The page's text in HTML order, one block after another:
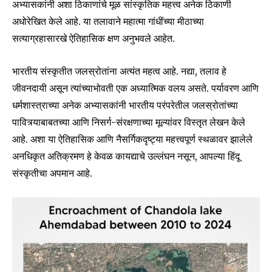
अभ्यासकांनी अशा ठिकाणांचे मूळ सांस्कृतिक महत्त्व अनेक ठिकाणी
अधोरेखित केले आहे. या तलावाने महात्मा गांधींच्या मीठाच्या
सत्याग्रहासारखे ऐतिहासिक क्षण अनुभवले आहेत.
भारतीय संस्कृतीत जलस्रोतांना अत्यंत महत्व आहे. नद्या, तलाव हे
जीवनदायी असून त्यांच्याभोवती एक अध्यात्मिक वलय असते. पर्यावरण आणि
धर्मशास्त्राच्या अनेक अभ्यासकांनी भारतीय परंपरेतील जलस्रोतांच्या
पावित्र्याबाबतच्या आणि निसर्ग-संरक्षणाच्या मूल्यांवर विस्तृत लेखन केले
आहे. अशा या ऐतिहासिक आणि नैसर्गिकदृष्ट्या महत्त्वपूर्ण स्थळावर झालेले
अनधिकृत अतिक्रमण हे केवळ कायद्याचे उल्लंघन नसून, आपल्या हिंदू
संस्कृतीचा अपमान आहे.